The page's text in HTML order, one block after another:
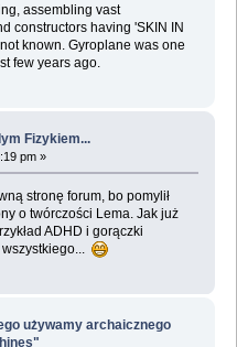
assembling vast
constructors having 'SKIN IN
known. Gyroplane was one
few years ago.
Fizykiem...
pm »
stronę forum, bo pomylił
o twórczości Lema. Jak już
ADHD i gorączki
używamy archaicznego